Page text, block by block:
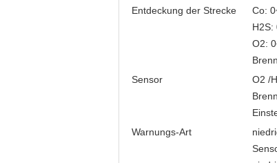
Entdeckung der Strecke
Co:
H2S:
O2:
Sensor
O2 /
Warnungs-Art